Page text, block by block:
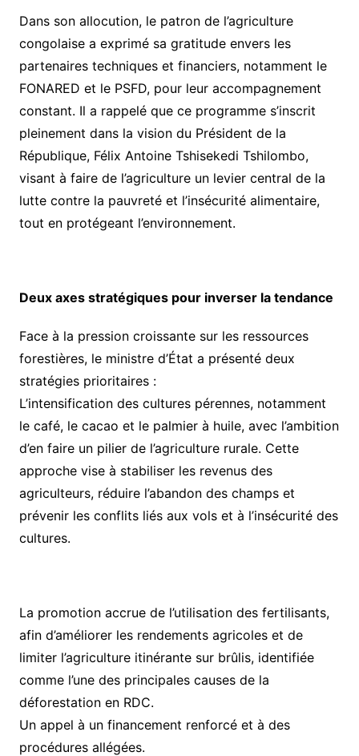
Dans son allocution, le patron de l’agriculture
congolaise a exprimé sa gratitude envers les
partenaires techniques et financiers, notamment le
FONARED et le PSFD, pour leur accompagnement
constant. Il a rappelé que ce programme s’inscrit
pleinement dans la vision du Président de la
République, Félix Antoine Tshisekedi Tshilombo,
visant à faire de l’agriculture un levier central de la
lutte contre la pauvreté et l’insécurité alimentaire,
tout en protégeant l’environnement.
Deux axes stratégiques pour inverser la tendance
Face à la pression croissante sur les ressources
forestières, le ministre d’État a présenté deux
stratégies prioritaires :
L’intensification des cultures pérennes, notamment
le café, le cacao et le palmier à huile, avec l’ambition
d’en faire un pilier de l’agriculture rurale. Cette
approche vise à stabiliser les revenus des
agriculteurs, réduire l’abandon des champs et
prévenir les conflits liés aux vols et à l’insécurité des
cultures.
La promotion accrue de l’utilisation des fertilisants,
afin d’améliorer les rendements agricoles et de
limiter l’agriculture itinérante sur brûlis, identifiée
comme l’une des principales causes de la
déforestation en RDC.
Un appel à un financement renforcé et à des
procédures allégées.